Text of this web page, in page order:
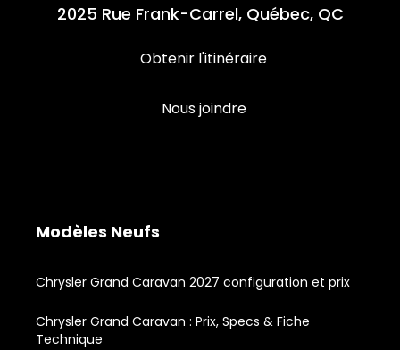
2025 Rue Frank-Carrel, Québec, QC
Obtenir l'itinéraire
Nous joindre
Modèles Neufs
Chrysler Grand Caravan 2027 configuration et prix
Chrysler Grand Caravan : Prix, Specs & Fiche
Technique